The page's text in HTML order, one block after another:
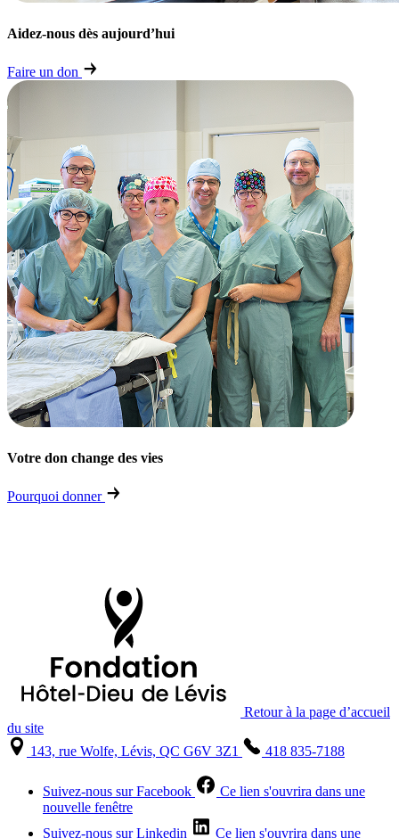
Aidez-nous dès aujourd’hui
Faire un don
Votre don change des vies
Pourquoi donner
Retour à la page d’accueil
du site
143, rue Wolfe, Lévis, QC G6V 3Z1
418 835-7188
Suivez-nous sur Facebook
Ce lien s'ouvrira dans une
nouvelle fenêtre
Suivez-nous sur Linkedin
Ce lien s'ouvrira dans une